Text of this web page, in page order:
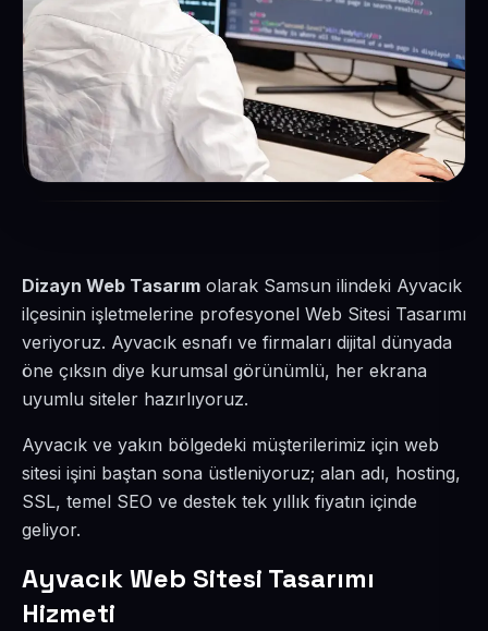
Dizayn Web Tasarım olarak Samsun ilindeki Ayvacık
ilçesinin işletmelerine profesyonel Web Sitesi Tasarımı
veriyoruz. Ayvacık esnafı ve firmaları dijital dünyada
öne çıksın diye kurumsal görünümlü, her ekrana
uyumlu siteler hazırlıyoruz.
Ayvacık ve yakın bölgedeki müşterilerimiz için web
sitesi işini baştan sona üstleniyoruz; alan adı, hosting,
SSL, temel SEO ve destek tek yıllık fiyatın içinde
geliyor.
Ayvacık Web Sitesi Tasarımı
Hizmeti